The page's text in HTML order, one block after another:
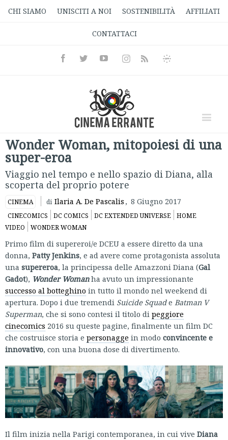
CHI SIAMO UNISCITI A NOI SOSTENIBILITÀ AFFILIATI
CONTATTACI
FacebookTwitterYoutubeInstagramRss
Informativa
Wonder Woman, mitopoiesi di una
super-eroa
Viaggio nel tempo e nello spazio di Diana, alla
scoperta del proprio potere
CINEMA di Ilaria A. De Pascalis , 8 Giugno 2017
CINECOMICS DC COMICS DC EXTENDED UNIVERSE
HOME
VIDEO
WONDER WOMAN
Primo film di supereroi/e DCEU a essere diretto da una
donna, Patty Jenkins, e ad avere come protagonista assoluta
una supereroa, la principessa delle Amazzoni Diana (Gal
Gadot), Wonder Womanha avuto un impressionante
successo al botteghino in tutto il mondo nel weekend di
apertura. Dopo i due tremendi Suicide Squade Batman V
Superman, che si sono contesi il titolo di peggiore
cinecomics 2016 su queste pagine, finalmente un film DC
che costruisce storia e personagge in modo convincente e
innovativo, con una buona dose di divertimento.
Il film inizia nella Parigi contemporanea, in cui vive Diana